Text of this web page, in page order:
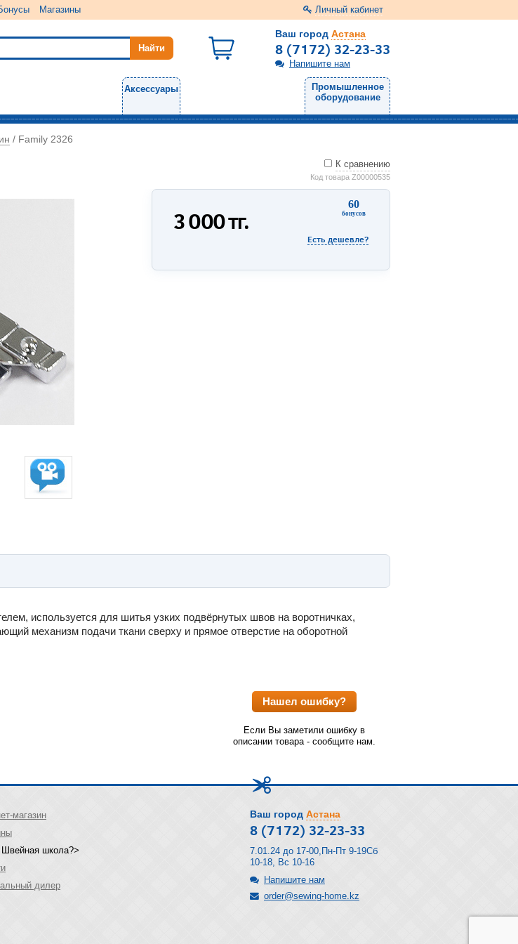
Магазины Личный кабинет
Ваш город Астана
8 (7172) 32-23-33
Напишите нам
Аксессуары
Промышленное
оборудование
/ Family 2326
К сравнению
Код товара Z00000535
60
бонусов
3 000тг.
Есть дешевле?
используется для шитья узких подвёрнутых швов на воротничках,
механизм подачи ткани сверху и прямое отверстие на оборотной
Нашел ошибку?
Если Вы заметили ошибку в
описании товара - сообщите нам.
магазин
Швейная школа?>
дилер
Ваш город Астана
8 (7172) 32-23-33
7.01.24 до 17-00,Пн-Пт 9-19Сб
10-18, Вс 10-16
Напишите нам
order@sewing-home.kz